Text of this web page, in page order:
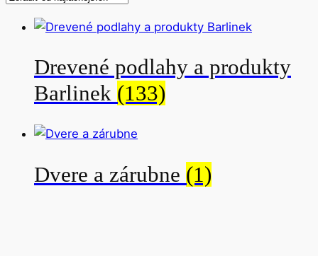
od
najvyššiu
Drevené podlahy a produkty
Barlinek (133)
Dvere a zárubne (1)